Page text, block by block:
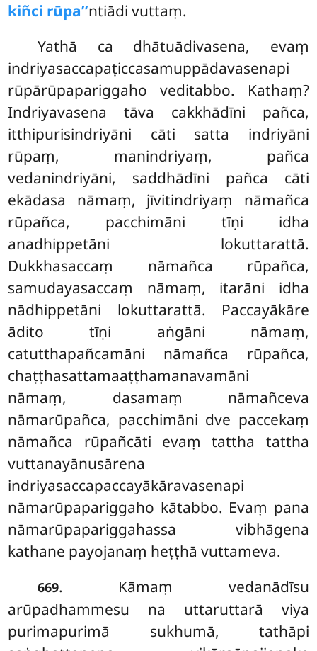
kiñci rūpa’’ntiādi vuttaṃ.
Yathā ca dhātuādivasena, evaṃ
indriyasaccapaṭiccasamuppādavasenapi
rūpārūpapariggaho veditabbo. Kathaṃ?
Indriyavasena tāva cakkhādīni pañca,
itthipurisindriyāni cāti satta indriyāni
rūpaṃ, manindriyaṃ, pañca
vedanindriyāni, saddhādīni pañca cāti
ekādasa nāmaṃ, jīvitindriyaṃ nāmañca
rūpañca, pacchimāni tīṇi idha
anadhippetāni lokuttarattā.
Dukkhasaccaṃ nāmañca rūpañca,
samudayasaccaṃ nāmaṃ, itarāni idha
nādhippetāni lokuttarattā. Paccayākāre
ādito tīṇi aṅgāni nāmaṃ,
catutthapañcamāni nāmañca rūpañca,
chaṭṭhasattamaaṭṭhamanavamāni
nāmaṃ, dasamaṃ nāmañceva
nāmarūpañca, pacchimāni dve paccekaṃ
nāmañca rūpañcāti evaṃ tattha tattha
vuttanayānusārena
indriyasaccapaccayākāravasenapi
nāmarūpapariggaho kātabbo. Evaṃ pana
nāmarūpapariggahassa vibhāgena
kathane payojanaṃ heṭṭhā vuttameva.
669. Kāmaṃ vedanādīsu
arūpadhammesu na uttaruttarā viya
purimapurimā sukhumā, tathāpi